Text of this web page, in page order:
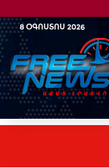
8 ՕԳՈՍՏՈՍ 2026